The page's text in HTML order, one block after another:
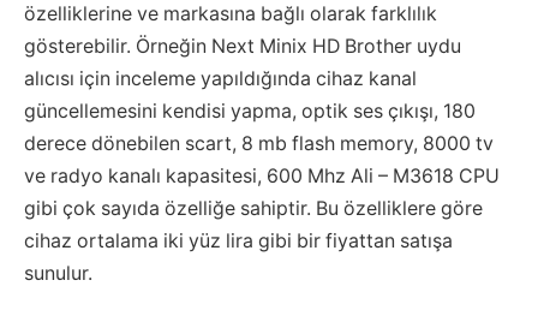
özelliklerine ve markasına bağlı olarak farklılık
gösterebilir. Örneğin Next Minix HD Brother uydu
alıcısı için inceleme yapıldığında cihaz kanal
güncellemesini kendisi yapma, optik ses çıkışı, 180
derece dönebilen scart, 8 mb flash memory, 8000 tv
ve radyo kanalı kapasitesi, 600 Mhz Ali – M3618 CPU
gibi çok sayıda özelliğe sahiptir. Bu özelliklere göre
cihaz ortalama iki yüz lira gibi bir fiyattan satışa
sunulur.